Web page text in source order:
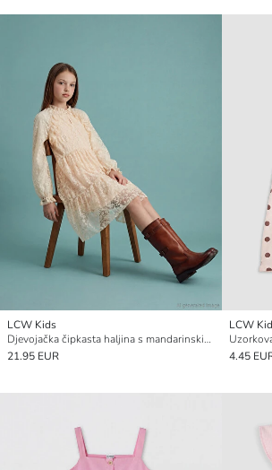
LCW Kids
Djevojačka čipkasta haljina s mandarinskim ovratnikom i volanima
21.95 EUR
LCW
4.45